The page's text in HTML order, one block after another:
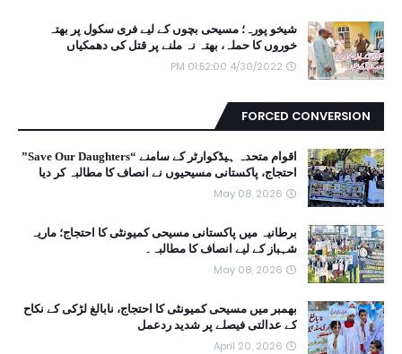
شیخو پورہ؛ مسیحی بچوں کے لیے فری سکول پر بھتہ
خوروں کا حملہ، بھتہ نہ ملنے پر قتل کی دھمکیاں
4/30/2022 01:52:00 PM
FORCED CONVERSION
اقوام متحدہ ہیڈکوارٹر کے سامنے “Save Our Daughters”
احتجاج، پاکستانی مسیحیوں نے انصاف کا مطالبہ کر دیا
May 08, 2026
برطانیہ میں پاکستانی مسیحی کمیونٹی کا احتجاج؛ ماریہ
شہباز کے لیے انصاف کا مطالبہ۔
May 08, 2026
بھمبر میں مسیحی کمیونٹی کا احتجاج، نابالغ لڑکی کے نکاح
کے عدالتی فیصلے پر شدید ردعمل
April 20, 2026